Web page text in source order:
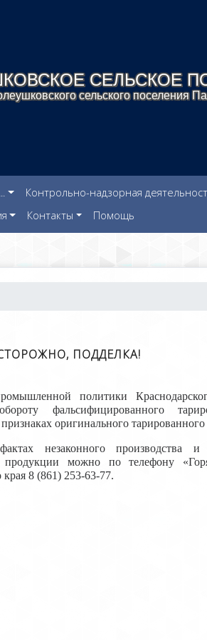
СЕЛЬСКОЕ
сельского поселения
Контрольно-надзорная
Контакты Помощь
ПОДДЕЛКА!
политики
фальсифицированного
оригинального
незаконного производства и
продукции можно по телефону
края 8 (861) 253-63-77.